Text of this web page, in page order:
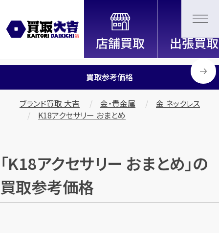
全国2200店舗以上展開中！
信頼と実績の買取専門店「買取大
吉」
買取参考価格
ブランド買取 大吉 金・貴金属
金 ネックレス
K18アクセサリー おまとめ
「K18アクセサリー おまとめ」の
買取参考価格